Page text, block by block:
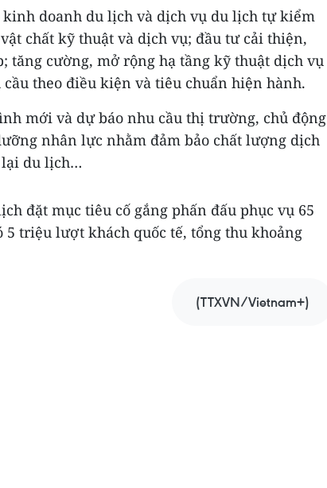
kinh doanh du lịch và dịch vụ du lịch tự kiểm
chất kỹ thuật và dịch vụ; đầu tư cải thiện,
tăng cường, mở rộng hạ tầng kỹ thuật dịch vụ
theo điều kiện và tiêu chuẩn hiện hành.
mới và dự báo nhu cầu thị trường, chủ động
nhân lực nhằm đảm bảo chất lượng dịch
lại du lịch…
đặt mục tiêu cố gắng phấn đấu phục vụ 65
triệu lượt khách quốc tế, tổng thu khoảng
(TTXVN/Vietnam+)